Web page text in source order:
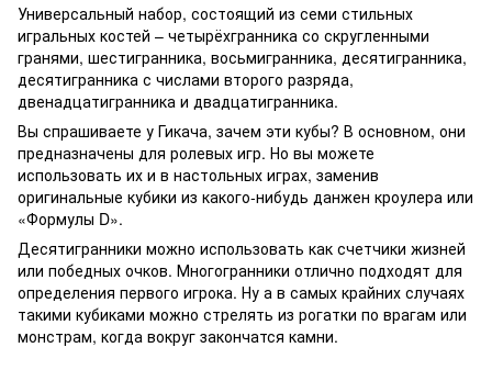
Универсальный набор, состоящий из семи стильных
игральных костей – четырёхгранника со скругленными
гранями, шестигранника, восьмигранника, десятигранника,
десятигранника с числами второго разряда,
двенадцатигранника и двадцатигранника.
Вы спрашиваете у Гикача, зачем эти кубы? В основном, они
предназначены для ролевых игр. Но вы можете
использовать их и в настольных играх, заменив
оригинальные кубики из какого-нибудь данжен кроулера или
«Формулы D».
Десятигранники можно использовать как счетчики жизней
или победных очков. Многогранники отлично подходят для
определения первого игрока. Ну а в самых крайних случаях
такими кубиками можно стрелять из рогатки по врагам или
монстрам, когда вокруг закончатся камни.